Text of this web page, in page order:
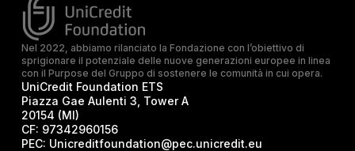
Nel 2022, abbiamo rilanciato la Fondazione con l’obiettivo di
sprigionare il potenziale delle nuove generazioni europee in linea
con il Purpose del Gruppo di sostenere le comunità in cui opera.
UniCredit Foundation ETS
Piazza Gae Aulenti 3, Tower A
20154 (MI)
CF: 97342960156
PEC: Unicreditfoundation@pec.unicredit.eu